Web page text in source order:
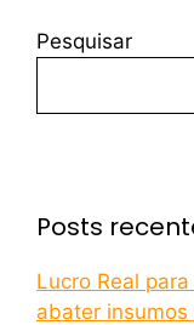
Pesquisar
Posts
Lucro Real
abater